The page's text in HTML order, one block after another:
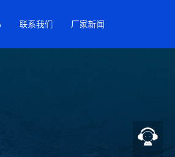
联系我们 厂家新闻